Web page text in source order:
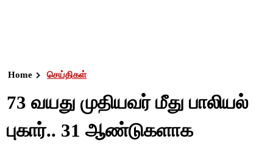
Home செய்திகள்
73 வயது முதியவர் மீது பாலியல்
புகார்.. 31 ஆண்டுகளாக